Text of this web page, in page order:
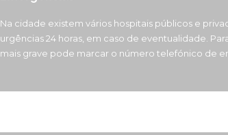
Na cidade existem vários hospitais públicos e
urgências 24 horas, em caso de eventualidade.
mais grave pode marcar o número telefónico de